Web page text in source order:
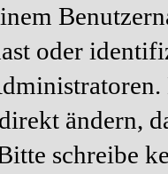
oder
ändern,
schreibe